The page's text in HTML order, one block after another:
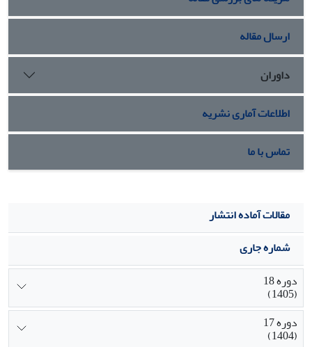
ارسال مقاله
داوران
اطلاعات آماری نشریه
تماس با ما
مقالات آماده انتشار
شماره جاری
دوره 18
(1405)
دوره 17
(1404)